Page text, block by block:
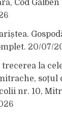
Cod
20/07/
la
soțul
nr. 10,